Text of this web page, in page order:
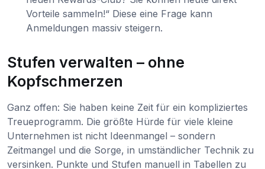
Vorteile sammeln!“ Diese eine Frage kann
Anmeldungen massiv steigern.
Stufen verwalten – ohne
Kopfschmerzen
Ganz offen: Sie haben keine Zeit für ein kompliziertes
Treueprogramm. Die größte Hürde für viele kleine
Unternehmen ist nicht Ideenmangel – sondern
Zeitmangel und die Sorge, in umständlicher Technik zu
versinken. Punkte und Stufen manuell in Tabellen zu